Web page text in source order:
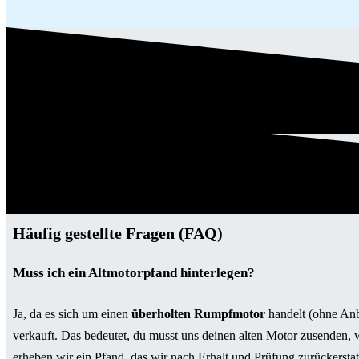
Häufig gestellte Fragen (FAQ)
Muss ich ein Altmotorpfand hinterlegen?
Ja, da es sich um einen überholten Rumpfmotor handelt (ohne
verkauft. Das bedeutet, du musst uns deinen alten Motor zusenden,